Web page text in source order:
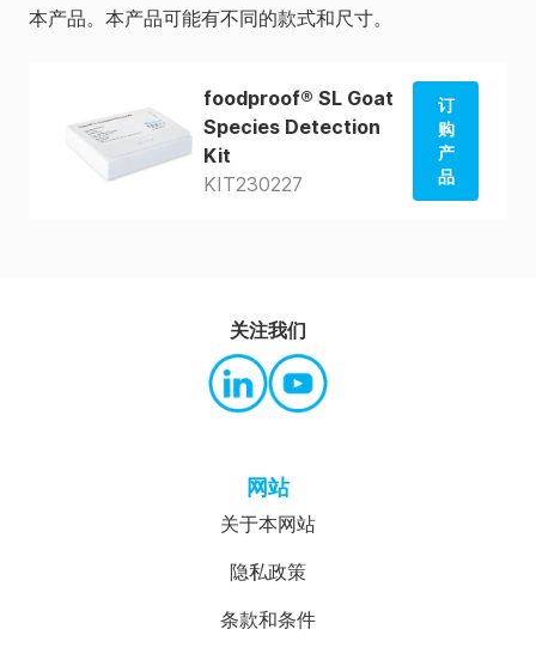
本产品。本产品可能有不同的款式和尺寸。
foodproof® SL Goat
Species Detection
Kit
KIT230227
订
购
产
品
网站
关于本网站
隐私政策
条款和条件
关注我们